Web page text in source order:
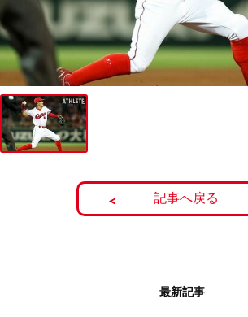
記事へ戻る
最新記事